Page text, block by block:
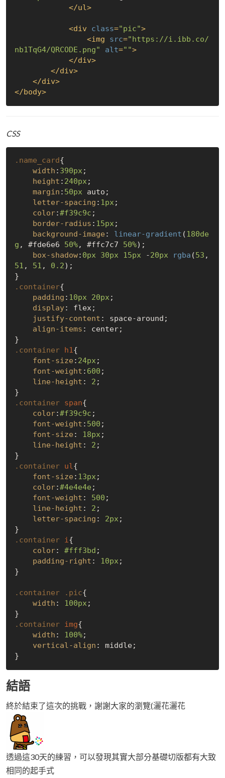
</ul>
<div class="pic">
<img src="https://i.ibb.co/
nb1TqG4/QRCODE.png"
alt="">
</div>
</div>
</div>
</body>
CSS
.name_card{
width : 390px ;
height : 240px ;
margin : 50px auto;
letter-spacing : 1px ;
color:#f39c9c ;
border-radius : 15px ;
background-image : linear-gradient (180de
g , #fde6e6 50%, #ffc7c7 50%);
box-shadow: 0px 30px 15px -20px rgba (53
51 , 51 , 0.2);
.container{
padding : 10px 20px ;
display: flex;
justify-content : space-around;
align-items : center;
.container
h1{
font-size : 24px ;
font-weight : 600 ;
line-height : 2 ;
.container span{
color:#f39c9c ;
font-weight : 500 ;
font-size : 18px ;
line-height : 2 ;
.container ul{
font-size : 13px ;
color:#4e4e4e ;
font-weight : 500 ;
line-height : 2 ;
letter-spacing : 2px ;
.container i{
color: #fff3bd ;
padding-right : 10px ;
}
.container .pic{
width : 100px ;
.container img{
width : 100%;
vertical-align : middle;
結語
終於結束了這次的挑戰，謝謝大家的瀏覽(灑花灑花
透過這30天的練習，可以發現其實大部分基礎切版都有大致
相同的起手式